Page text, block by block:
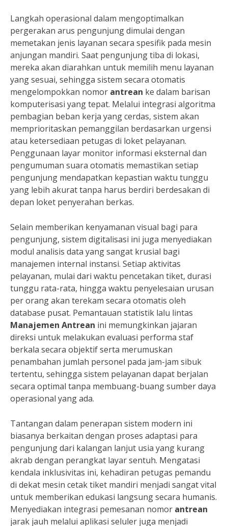
Langkah operasional dalam mengoptimalkan
pergerakan arus pengunjung dimulai dengan
memetakan jenis layanan secara spesifik pada mesin
anjungan mandiri. Saat pengunjung tiba di lokasi,
mereka akan diarahkan untuk memilih menu layanan
yang sesuai, sehingga sistem secara otomatis
mengelompokkan nomor antrean ke dalam barisan
komputerisasi yang tepat. Melalui integrasi algoritma
pembagian beban kerja yang cerdas, sistem akan
memprioritaskan pemanggilan berdasarkan urgensi
atau ketersediaan petugas di loket pelayanan.
Penggunaan layar monitor informasi eksternal dan
pengumuman suara otomatis memastikan setiap
pengunjung mendapatkan kepastian waktu tunggu
yang lebih akurat tanpa harus berdiri berdesakan di
depan loket penyerahan berkas.
Selain memberikan kenyamanan visual bagi para
pengunjung, sistem digitalisasi ini juga menyediakan
modul analisis data yang sangat krusial bagi
manajemen internal instansi. Setiap aktivitas
pelayanan, mulai dari waktu pencetakan tiket, durasi
tunggu rata-rata, hingga waktu penyelesaian urusan
per orang akan terekam secara otomatis oleh
database pusat. Pemantauan statistik lalu lintas
Manajemen Antrean ini memungkinkan jajaran
direksi untuk melakukan evaluasi performa staf
berkala secara objektif serta merumuskan
penambahan jumlah personel pada jam-jam sibuk
tertentu, sehingga sistem pelayanan dapat berjalan
secara optimal tanpa membuang-buang sumber daya
operasional yang ada.
Tantangan dalam penerapan sistem modern ini
biasanya berkaitan dengan proses adaptasi para
pengunjung dari kalangan lanjut usia yang kurang
akrab dengan perangkat layar sentuh. Mengatasi
kendala inklusivitas ini, kehadiran petugas pemandu
di dekat mesin cetak tiket mandiri menjadi sangat vital
untuk memberikan edukasi langsung secara humanis.
Menyediakan integrasi pemesanan nomor antrean
jarak jauh melalui aplikasi seluler juga menjadi